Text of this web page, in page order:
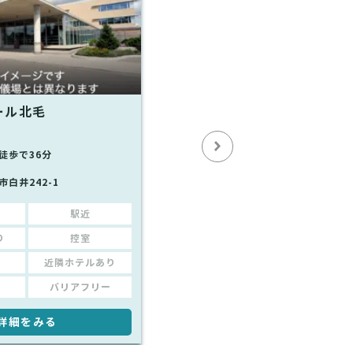
ル北毛
歩で36分
白井242-1
駅近
控室
近隣ホテルあり
バリアフリー
細をみる